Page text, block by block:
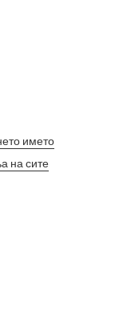
името
на сите